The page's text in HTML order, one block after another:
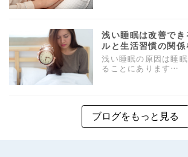
浅い睡眠は改善で
ルと生活習慣の関係
浅い睡眠の原因は睡
ることにあります…
ブログをもっと見る